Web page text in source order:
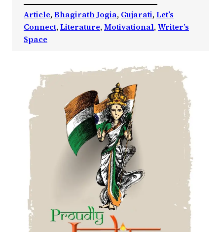
Article, Bhagirath Jogia, Gujarati, Let’s
Connect, Literature, Motivational, Writer’s
Space